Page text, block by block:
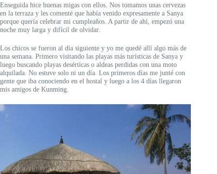
Enseguida hice buenas migas con ellos. Nos tomamos unas cervezas
en la terraza y les comenté que había venido expresamente a Sanya
porque quería celebrar mi cumpleaños. A partir de ahí, empezó una
noche muy larga y difícil de olvidar.
Los chicos se fueron al día siguiente y yo me quedé allí algo más de
una semana. Primero visitando las playas más turísticas de Sanya y
luego buscando playas desérticas o aldeas perdidas con una moto
alquilada. No estuve solo ni un día. Los primeros días me junté con
gente que iba conociendo en el hostal y luego a los 4 días llegaron
mis amigos de Kunming.